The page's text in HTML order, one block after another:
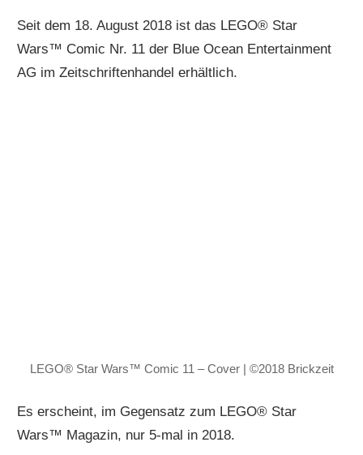
Seit dem 18. August 2018 ist das LEGO® Star
Wars™ Comic Nr. 11 der Blue Ocean Entertainment
AG im Zeitschriftenhandel erhältlich.
LEGO® Star Wars™ Comic 11 – Cover | ©2018 Brickzeit
Es erscheint, im Gegensatz zum LEGO® Star
Wars™ Magazin, nur 5-mal in 2018.